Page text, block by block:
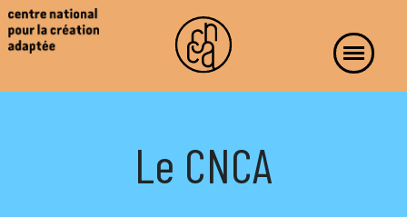
Le CNCA